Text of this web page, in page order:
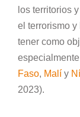
los territorios
el terrorismo
tener como
Faso, Malí y
2023).